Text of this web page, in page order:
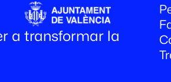
a transformar la